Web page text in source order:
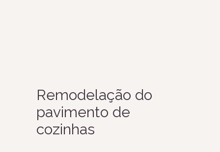
Remodelação do
pavimento de
cozinhas